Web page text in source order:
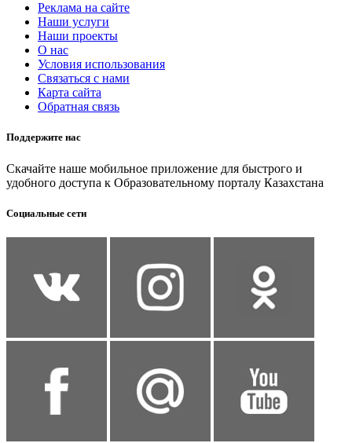
Реклама на сайте
Наши услуги
Наши проекты
О нас
Условия использования
Связаться с нами
Карта сайта
Обратная связь
Поддержите нас
Скачайте наше мобильное приложение для быстрого и
удобного доступа к Образовательному порталу Казахстана
Социальные сети